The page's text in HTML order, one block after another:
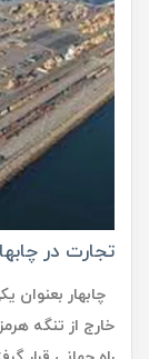
تجارت در
چابهار بعنوان
خارج از تنگه